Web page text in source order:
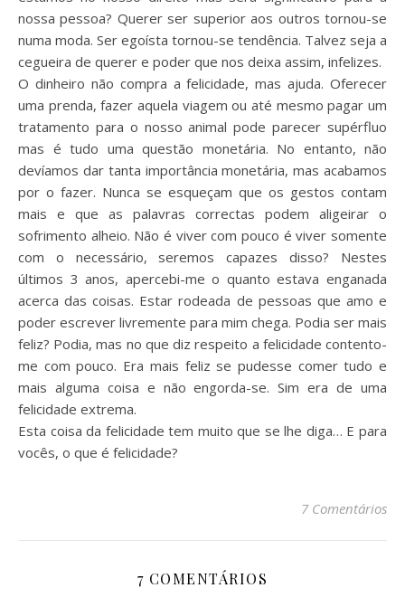
nossa pessoa? Querer ser superior aos outros tornou-se
numa moda. Ser egoísta tornou-se tendência. Talvez seja a
cegueira de querer e poder que nos deixa assim, infelizes.
O dinheiro não compra a felicidade, mas ajuda. Oferecer
uma prenda, fazer aquela viagem ou até mesmo pagar um
tratamento para o nosso animal pode parecer supérfluo
mas é tudo uma questão monetária. No entanto, não
devíamos dar tanta importância monetária, mas acabamos
por o fazer. Nunca se esqueçam que os gestos contam
mais e que as palavras correctas podem aligeirar o
sofrimento alheio. Não é viver com pouco é viver somente
com o necessário, seremos capazes disso? Nestes
últimos 3 anos, apercebi-me o quanto estava enganada
acerca das coisas. Estar rodeada de pessoas que amo e
poder escrever livremente para mim chega. Podia ser mais
feliz? Podia, mas no que diz respeito a felicidade contento-
me com pouco. Era mais feliz se pudesse comer tudo e
mais alguma coisa e não engorda-se. Sim era de uma
felicidade extrema.
Esta coisa da felicidade tem muito que se lhe diga… E para
vocês, o que é felicidade?
7 Comentários
7 COMENTÁRIOS